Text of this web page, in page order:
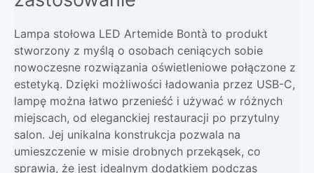
Lampa stołowa LED Artemide Bontà to produkt
stworzony z myślą o osobach ceniących sobie
nowoczesne rozwiązania oświetleniowe połączone z
estetyką. Dzięki możliwości ładowania przez USB-C,
lampę można łatwo przenieść i używać w różnych
miejscach, od eleganckiej restauracji po przytulny
salon. Jej unikalna konstrukcja pozwala na
umieszczenie w misie drobnych przekąsek, co
sprawia, że jest idealnym dodatkiem podczas